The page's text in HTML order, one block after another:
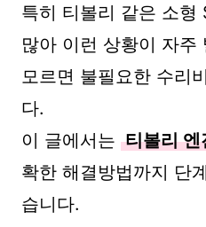
특히 티볼리 같은 소형
많아 이런 상황이 자주
모르면 불필요한 수리
다.
이 글에서는 티볼리
확한 해결방법까지 단
습니다.